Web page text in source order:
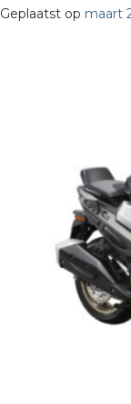
Geplaatst op maart